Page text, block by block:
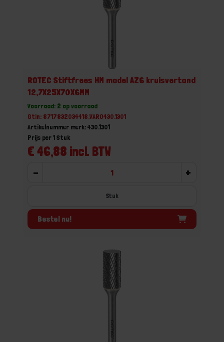
ROTEC Stiftfrees HM model AZ6 kruisvertand
12,7X25X70X6MM
Voorraad: 2 op voorraad
Gtin: 8717832034418,VARO430.1301
Artikelnummer merk: 430.1301
€ 46,88 incl. BTW
Prijs per 1 Stuk
- +
Stuk
Bestel nu!